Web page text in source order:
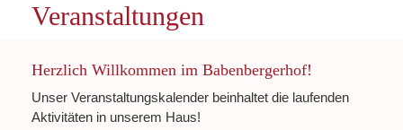
Veranstaltungen
Herzlich Willkommen im Babenbergerhof!
Unser Veranstaltungskalender beinhaltet die laufenden
Aktivitäten in unserem Haus!